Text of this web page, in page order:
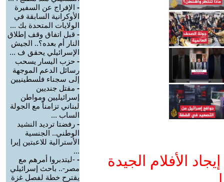
الأفلام الجيدة
- الإفراج عن السفيرة
الأوكرانية السابقة في
الولايات المتحدة بك ...
- قبل اتفاق وقف إطلاق
النار أم بعده؟.. الجيش
الإسرائيلي يحقق ف ...
- حزب اليسار يسحب
رسائل الدعم الموجهة
إلى سجناء فلسطينيين
- مقتل جنديين
إسرائيليين ومواطن
لبناني تزامناً مع الجولة
الساب ...
- رفضتا ترديد النشيد
الوطني.. الجنسية
الأسترالية للاعبتين إيرا
...
- -ليتدبروا أمرهم مع
مصر-.. باحث إسرائيلي
يقترح خطة لفصل غزة